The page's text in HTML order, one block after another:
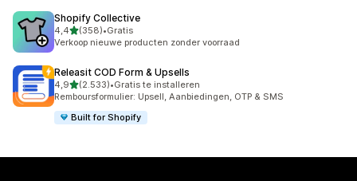
Shopify Collective
4,4van 5 sterren
(358)
358 recensies in totaal
•Gratis
Verkoop nieuwe producten zonder voorraad
Releasit COD Form & Upsells
4,9van 5 sterren
(2.533)
2533 recensies in totaal
•Gratis te installeren
Remboursformulier: Upsell, Aanbiedingen, OTP & SMS
Built for Shopify